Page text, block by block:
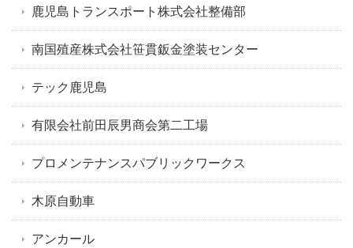
鹿児島トランスポート株式会社整備部
南国殖産株式会社笹貫鈑金塗装センター
テック鹿児島
有限会社前田辰男商会第二工場
プロメンテナンスパブリックワークス
木原自動車
アンカール